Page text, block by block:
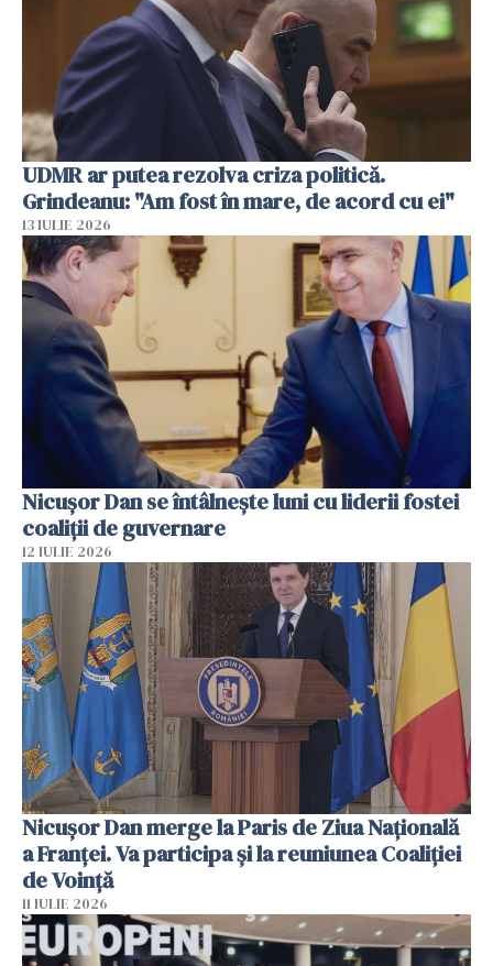
UDMR ar putea rezolva criza politică.
Grindeanu: "Am fost în mare, de acord cu ei"
13 IULIE 2026
Nicuşor Dan se întâlnește luni cu liderii fostei
coaliţii de guvernare
12 IULIE 2026
Nicuşor Dan merge la Paris de Ziua Naţională
a Franţei. Va participa şi la reuniunea Coaliţiei
de Voinţă
11 IULIE 2026